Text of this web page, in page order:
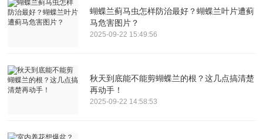
蝴蝶兰蓟马虫怎样防治最好？蝴蝶兰叶片遭蓟
马危害图片？
2025-09-22 15:49:56
秋天到底能不能剪蝴蝶兰的根？这几点搞清楚
再动手！
2025-09-22 14:58:53